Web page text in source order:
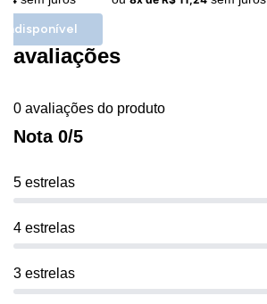
avaliações
0 avaliações do produto
Nota 0/5
5 estrelas
4 estrelas
3 estrelas